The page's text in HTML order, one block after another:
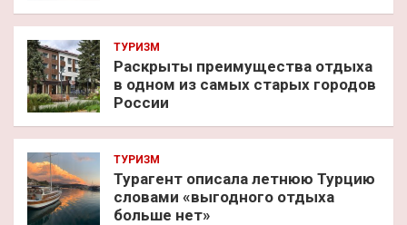
ТУРИЗМ
Раскрыты преимущества отдыха
в одном из самых старых городов
России
ТУРИЗМ
Турагент описала летнюю Турцию
словами «выгодного отдыха
больше нет»